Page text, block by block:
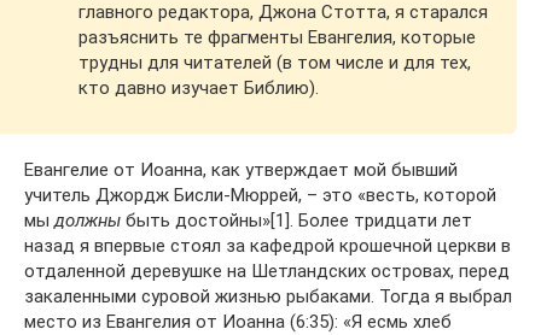
главного редактора, Джона Стотта, я старался
разъяснить те фрагменты Евангелия, которые
трудны для читателей (в том числе и для тех,
кто давно изучает Библию).
Евангелие от Иоанна, как утверждает мой бывший
учитель Джордж Бисли-Мюррей, – это «весть, которой
мыдолжны быть достойны»[1]. Более тридцати лет
назад я впервые стоял за кафедрой крошечной церкви в
отдаленной деревушке на Шетландских островах, перед
закаленными суровой жизнью рыбаками. Тогда я выбрал
место из Евангелия от Иоанна (6:35): «Я есмь хлеб